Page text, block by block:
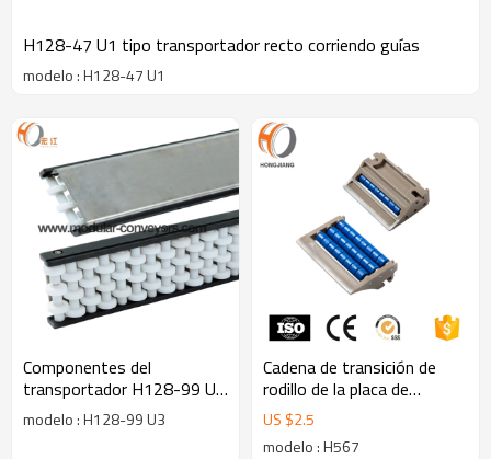
H128-47 U1 tipo transportador recto corriendo guías
modelo : H128-47 U1
Componentes del
transportador H128-99 U3
plástico POM guías
laterales de acero 99mm
modelo : H128-99 U3
Cadena de transición de
rodillo de la placa de
transferencia de la máquina
transportadora H567
US $2.5
modelo : H567